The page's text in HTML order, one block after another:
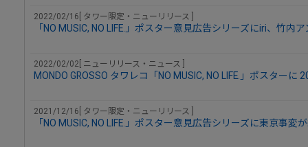
2022/02/16[ タワー限定・ニューリリース ]
「NO MUSIC, NO LIFE.」ポスター意見広告シリーズにiri、竹内
2022/02/02[ ニューリリース・ニュース ]
MONDO GROSSO タワレコ「NO MUSIC, NO LIFE.」ポスターに
2021/12/16[ タワー限定・ニューリリース ]
「NO MUSIC, NO LIFE.」ポスター意見広告シリーズに東京事変